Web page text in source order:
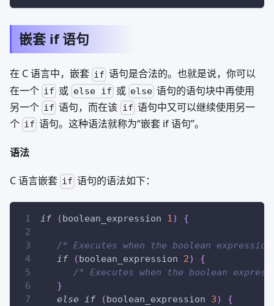
嵌套 if 语句
在 C 语言中，嵌套 if 语句是合法的。也就是说，你可以
在一个 if 或 else if 或 else 语句的语句块中再使用
另一个 if 语句，而在该 if 语句中又可以继续使用另一
个 if 语句。这种语法就称为“嵌套 if 语句”。
语法
C 语言嵌套 if 语句的语法如下：
if (boolean_expression 1 ) {
/* Executes when the boolean
if
(boolean_expression 2)
{
/* Executes when the boolean
}
else
if (boolean_expression 3)
{